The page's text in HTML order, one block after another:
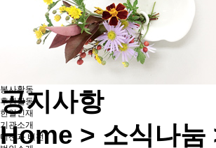
기능회복훈련
기능별 영양관리
시설 및 환경관리
지역사회 참여
봉사활동
후원활동
한얼인재
기관소개
미션과 비전
공지사항
Home > 소식나눔